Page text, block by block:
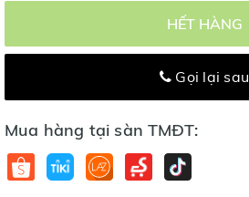
HẾT HÀNG
Gọi lại sau
Mua hàng tại sàn TMĐT: